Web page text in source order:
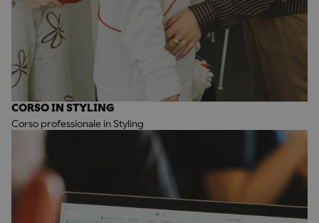
CORSO IN STYLING
Corso professionale in Styling